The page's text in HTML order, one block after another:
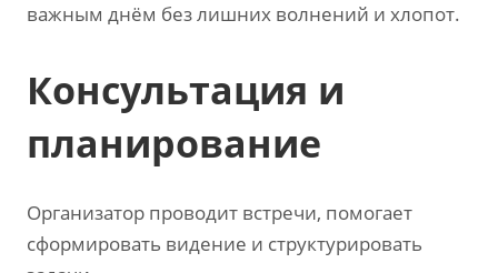
важным днём без лишних волнений и хлопот.
Консультация и
планирование
Организатор проводит встречи‚ помогает
сформировать видение и структурировать